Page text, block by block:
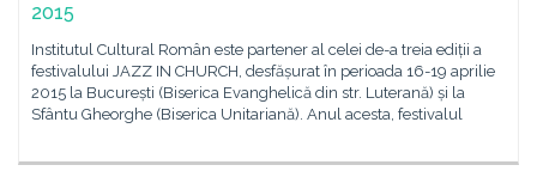
2015
Institutul Cultural Român este partener al celei de-a treia ediții a
festivalului JAZZ IN CHURCH, desfășurat în perioada 16-19 aprilie
2015 la București (Biserica Evanghelică din str. Luterană) și la
Sfântu Gheorghe (Biserica Unitariană). Anul acesta, festivalul